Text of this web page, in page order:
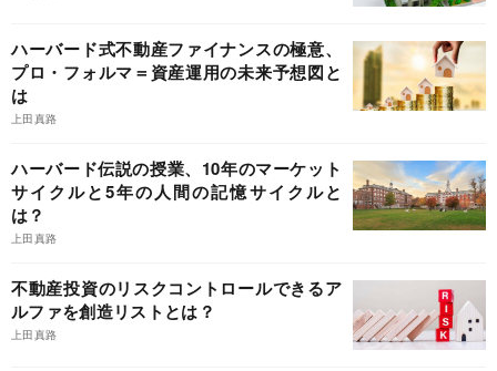
ハーバード式不動産ファイナンスの極意、
プロ・フォルマ＝資産運用の未来予想図と
は
上田真路
ハーバード伝説の授業、10年のマーケット
サイクルと5年の人間の記憶サイクルと
は？
上田真路
不動産投資のリスクコントロールできるア
ルファを創造リストとは？
上田真路